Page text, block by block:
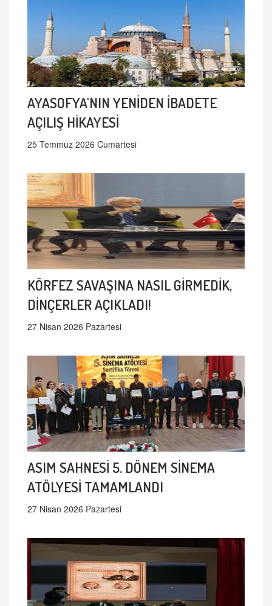
AYASOFYA'NIN YENİDEN İBADETE
AÇILIŞ HİKAYESİ
25 Temmuz 2026 Cumartesi
KÖRFEZ SAVAŞINA NASIL GİRMEDİK,
DİNÇERLER AÇIKLADI!
27 Nisan 2026 Pazartesi
ASIM SAHNESİ 5. DÖNEM SİNEMA
ATÖLYESİ TAMAMLANDI
27 Nisan 2026 Pazartesi